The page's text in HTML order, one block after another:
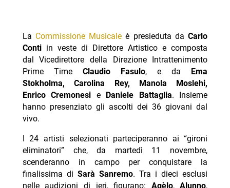
La Commissione Musicale è presieduta daCarlo
Contiin veste di Direttore Artistico e composta
dal Vicedirettore della Direzione Intrattenimento
Prime Time Claudio Fasulo, e da
Ema
Stokholma, Carolina Rey, Manola Moslehi,
Enrico Cremonesi e Daniele Battaglia. Insieme
hanno presenziato gli ascolti dei 36 giovani dal
vivo.
I 24 artisti selezionati parteciperanno ai “gironi
eliminatori” che, da martedì 11 novembre,
scenderanno in campo per conquistare la
finalissima di Sarà Sanremo. Tra i dieci esclusi
nelle audizioni di ieri, figurano: Agèlo,Alunno,